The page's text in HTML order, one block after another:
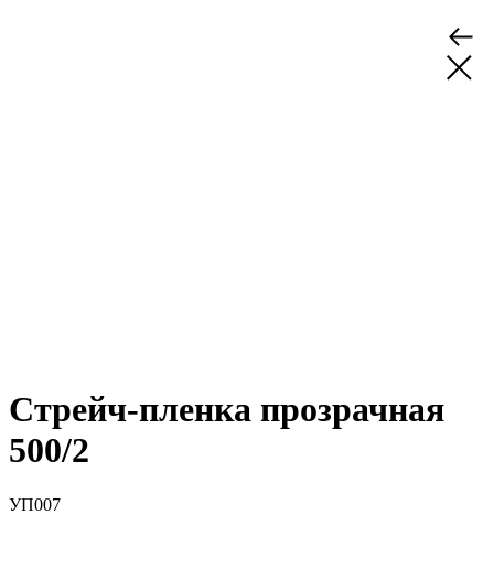
Стрейч-пленка прозрачная
500/2
УП007